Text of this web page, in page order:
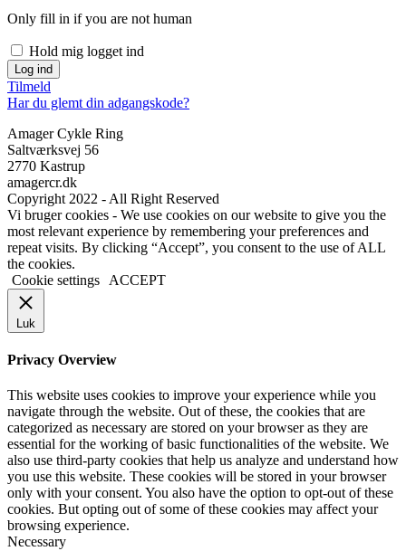
Only fill in if you are not human
Hold mig logget ind
Tilmeld
Har du glemt din adgangskode?
Amager Cykle Ring
Saltværksvej 56
2770 Kastrup
amagercr.dk
Copyright 2022 - All Right Reserved
Vi bruger cookies - We use cookies on our website to give you the
most relevant experience by remembering your preferences and
repeat visits. By clicking “Accept”, you consent to the use of ALL
the cookies.
Cookie settings
ACCEPT
Luk
Privacy Overview
This website uses cookies to improve your experience while you
navigate through the website. Out of these, the cookies that are
categorized as necessary are stored on your browser as they are
essential for the working of basic functionalities of the website. We
also use third-party cookies that help us analyze and understand how
you use this website. These cookies will be stored in your browser
only with your consent. You also have the option to opt-out of these
cookies. But opting out of some of these cookies may affect your
browsing experience.
Necessary